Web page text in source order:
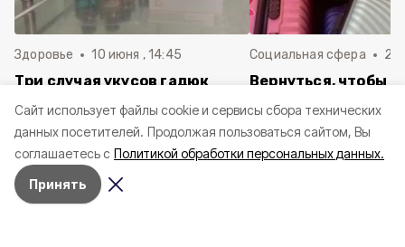
Cайт использует файлы cookie и сервисы сбора технических
данных посетителей. Продолжая пользоваться сайтом, Вы
соглашаетесь с Политикой обработки персональных данных.
Принять
Здоровье 10 июня , 14:45
Три случая укусов гадюк
Белгородской области с
начала года
Социальная сфера 20
Вернуться, чтобы
в Белгородскую
пять лет